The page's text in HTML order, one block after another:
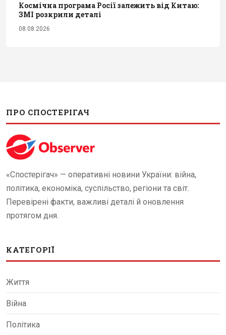
Космічна програма Росії залежить від Китаю:
ЗМІ розкрили деталі
08.08.2026
ПРО СПОСТЕРІГАЧ
«Спостерігач» — оперативні новини України: війна,
політика, економіка, суспільство, регіони та світ.
Перевірені факти, важливі деталі й оновлення
протягом дня.
КАТЕГОРІЇ
Життя
Війна
Політика